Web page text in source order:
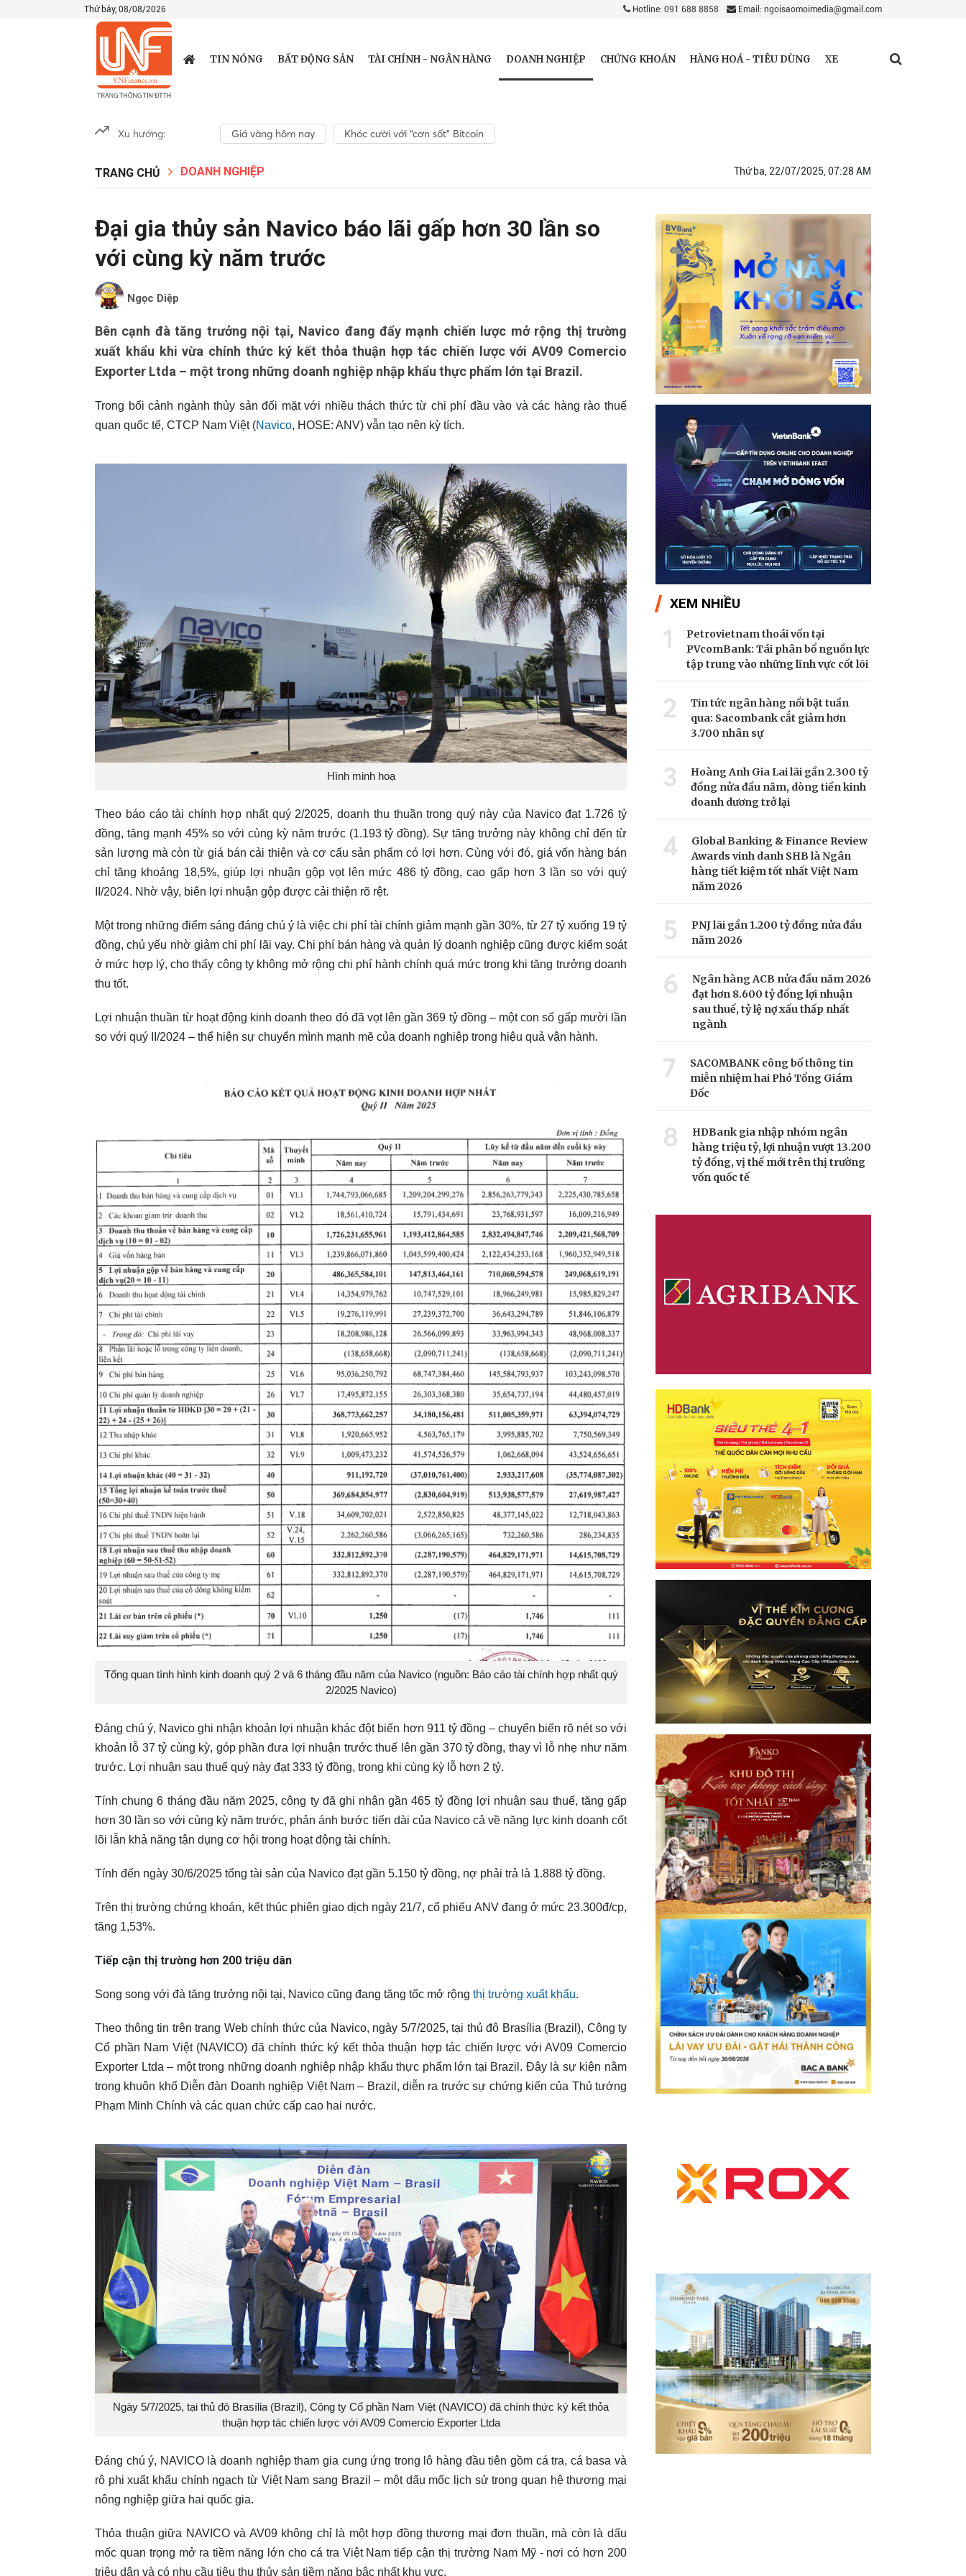
Thứ bảy, 08/08/2026 Hotline: 091 688 8858 Email: ngoisaomoimedia@gmail.com
TIN NÓNG BẤT ĐỘNG SẢN TÀI CHÍNH - NGÂN HÀNG DOANH NGHIỆP CHỨNG KHOÁN HÀNG HOÁ - TIÊU DÙNG XE
Xu hướng: Giá vàng hôm nay Khóc cười với “cơn sốt” Bitcoin
TRANG CHỦ DOANH NGHIỆP Thứ ba, 22/07/2025, 07:28 AM
Đại gia thủy sản Navico báo lãi gấp hơn 30 lần so
với cùng kỳ năm trước
Ngọc Diệp
Bên cạnh đà tăng trưởng nội tại, Navico đang đẩy mạnh chiến lược mở rộng thị trường
xuất khẩu khi vừa chính thức ký kết thỏa thuận hợp tác chiến lược với AV09 Comercio
Exporter Ltda – một trong những doanh nghiệp nhập khẩu thực phẩm lớn tại Brazil.
Trong bối cảnh ngành thủy sản đối mặt với nhiều thách thức từ chi phí đầu vào và các hàng rào thuế
quan quốc tế, CTCP Nam Việt (Navico, HOSE: ANV) vẫn tạo nên kỳ tích.
Hình minh hoạ
Theo báo cáo tài chính hợp nhất quý 2/2025, doanh thu thuần trong quý này của Navico đạt 1.726 tỷ
đồng, tăng mạnh 45% so với cùng kỳ năm trước (1.193 tỷ đồng). Sự tăng trưởng này không chỉ đến từ
sản lượng mà còn từ giá bán cải thiện và cơ cấu sản phẩm có lợi hơn. Cùng với đó, giá vốn hàng bán
chỉ tăng khoảng 18,5%, giúp lợi nhuận gộp vọt lên mức 486 tỷ đồng, cao gấp hơn 3 lần so với quý
II/2024. Nhờ vậy, biên lợi nhuận gộp được cải thiện rõ rệt.
Một trong những điểm sáng đáng chú ý là việc chi phí tài chính giảm mạnh gần 30%, từ 27 tỷ xuống 19 tỷ
đồng, chủ yếu nhờ giảm chi phí lãi vay. Chi phí bán hàng và quản lý doanh nghiệp cũng được kiểm soát
ở mức hợp lý, cho thấy công ty không mở rộng chi phí hành chính quá mức trong khi tăng trưởng doanh
thu tốt.
Lợi nhuận thuần từ hoạt động kinh doanh theo đó đã vọt lên gần 369 tỷ đồng – một con số gấp mười lần
so với quý II/2024 – thể hiện sự chuyển mình mạnh mẽ của doanh nghiệp trong hiệu quả vận hành.
Tổng quan tình hình kinh doanh quý 2 và 6 tháng đầu năm của Navico (nguồn: Báo cáo tài chính hợp nhất quý
2/2025 Navico)
Đáng chú ý, Navico ghi nhận khoản lợi nhuận khác đột biến hơn 911 tỷ đồng – chuyển biến rõ nét so với
khoản lỗ 37 tỷ cùng kỳ, góp phần đưa lợi nhuận trước thuế lên gần 370 tỷ đồng, thay vì lỗ nhẹ như năm
trước. Lợi nhuận sau thuế quý này đạt 333 tỷ đồng, trong khi cùng kỳ lỗ hơn 2 tỷ.
Tính chung 6 tháng đầu năm 2025, công ty đã ghi nhận gần 465 tỷ đồng lợi nhuận sau thuế, tăng gấp
hơn 30 lần so với cùng kỳ năm trước, phản ánh bước tiến dài của Navico cả về năng lực kinh doanh cốt
lõi lẫn khả năng tận dụng cơ hội trong hoạt động tài chính.
Tính đến ngày 30/6/2025 tổng tài sản của Navico đạt gần 5.150 tỷ đồng, nợ phải trả là 1.888 tỷ đồng.
Trên thị trường chứng khoán, kết thúc phiên giao dịch ngày 21/7, cổ phiếu ANV đang ở mức 23.300đ/cp,
tăng 1,53%.
Tiếp cận thị trường hơn 200 triệu dân
Song song với đà tăng trưởng nội tại, Navico cũng đang tăng tốc mở rộng thị trường xuất khẩu.
Theo thông tin trên trang Web chính thức của Navico, ngày 5/7/2025, tại thủ đô Brasília (Brazil), Công ty
Cổ phần Nam Việt (NAVICO) đã chính thức ký kết thỏa thuận hợp tác chiến lược với AV09 Comercio
Exporter Ltda – một trong những doanh nghiệp nhập khẩu thực phẩm lớn tại Brazil. Đây là sự kiện nằm
trong khuôn khổ Diễn đàn Doanh nghiệp Việt Nam – Brazil, diễn ra trước sự chứng kiến của Thủ tướng
Phạm Minh Chính và các quan chức cấp cao hai nước.
Ngày 5/7/2025, tại thủ đô Brasília (Brazil), Công ty Cổ phần Nam Việt (NAVICO) đã chính thức ký kết thỏa
thuận hợp tác chiến lược với AV09 Comercio Exporter Ltda
Đáng chú ý, NAVICO là doanh nghiệp tham gia cung ứng trong lô hàng đầu tiên gồm cá tra, cá basa và
rô phi xuất khẩu chính ngạch từ Việt Nam sang Brazil – một dấu mốc lịch sử trong quan hệ thương mại
nông nghiệp giữa hai quốc gia.
Thỏa thuận giữa NAVICO và AV09 không chỉ là một hợp đồng thương mại đơn thuần, mà còn là dấu
mốc quan trọng mở ra tiềm năng lớn cho cá tra Việt Nam tiếp cận thị trường Nam Mỹ - nơi có hơn 200
triệu dân và có nhu cầu tiêu thụ thủy sản tiềm năng bậc nhất khu vực.
XEM NHIỀU
1
Petrovietnam thoái vốn tại
PVcomBank: Tái phân bổ nguồn lực
tập trung vào những lĩnh vực cốt lõi
2
Tin tức ngân hàng nổi bật tuần
qua: Sacombank cắt giảm hơn
3.700 nhân sự
3
Hoàng Anh Gia Lai lãi gần 2.300 tỷ
đồng nửa đầu năm, dòng tiền kinh
doanh dương trở lại
4
Global Banking & Finance Review
Awards vinh danh SHB là Ngân
hàng tiết kiệm tốt nhất Việt Nam
năm 2026
5
PNJ lãi gần 1.200 tỷ đồng nửa đầu
năm 2026
6
Ngân hàng ACB nửa đầu năm 2026
đạt hơn 8.600 tỷ đồng lợi nhuận
sau thuế, tỷ lệ nợ xấu thấp nhất
ngành
7
SACOMBANK công bố thông tin
miễn nhiệm hai Phó Tổng Giám
Đốc
8
HDBank gia nhập nhóm ngân
hàng triệu tỷ, lợi nhuận vượt 13.200
tỷ đồng, vị thế mới trên thị trường
vốn quốc tế